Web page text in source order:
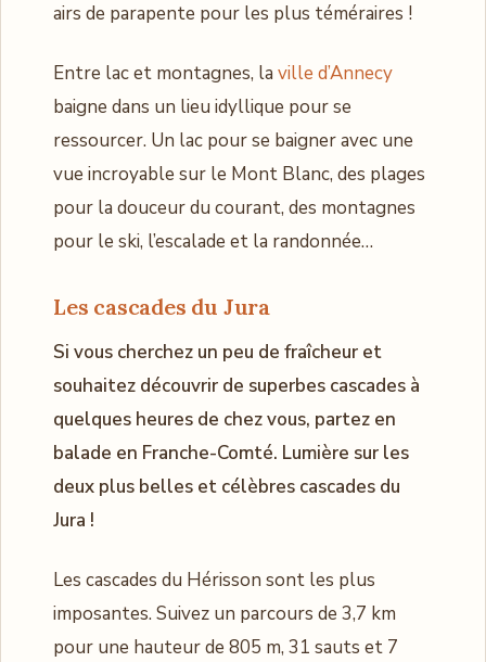
airs de parapente pour les plus téméraires !
Entre lac et montagnes, la ville d’Annecy
baigne dans un lieu idyllique pour se
ressourcer. Un lac pour se baigner avec une
vue incroyable sur le Mont Blanc, des plages
pour la douceur du courant, des montagnes
pour le ski, l’escalade et la randonnée…
Les cascades du Jura
Si vous cherchez un peu de fraîcheur et
souhaitez découvrir de superbes cascades à
quelques heures de chez vous, partez en
balade en Franche-Comté. Lumière sur les
deux plus belles et célèbres cascades du
Jura !
Les cascades du Hérisson sont les plus
imposantes. Suivez un parcours de 3,7 km
pour une hauteur de 805 m, 31 sauts et 7